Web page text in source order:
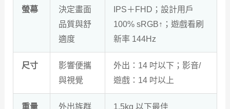
螢幕
決定畫面
品質與舒
適度
IPS＋FHD；設計用戶
100% sRGB↑；遊戲看刷
新率 144Hz
尺寸
影響便攜
與視覺
外出：14 吋以下；影音/
遊戲：14 吋以上
重量
外出族群
1.5kg 以下最佳